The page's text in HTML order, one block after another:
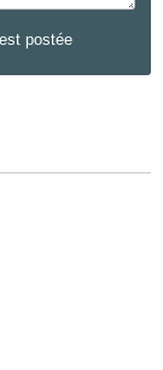
postée